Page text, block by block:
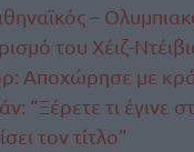
–
του Χέιζ-
Αποχώρησε με
“Ξέρετε τι έγινε
τον τίτλο”